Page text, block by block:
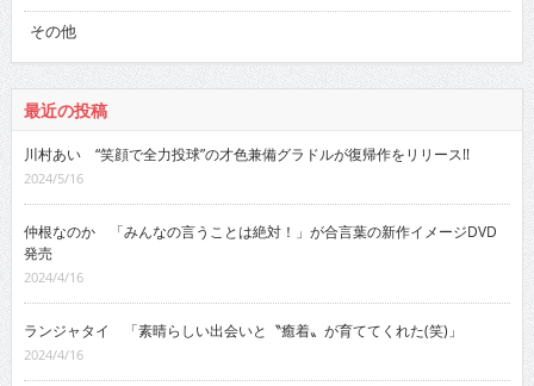
その他
最近の投稿
川村あい “笑顔で全力投球”の才色兼備グラドルが復帰作をリリース!!
2024/5/16
仲根なのか 「みんなの言うことは絶対！」が合言葉の新作イメージDVD
発売
2024/4/16
ランジャタイ 「素晴らしい出会いと〝癒着〟が育ててくれた(笑)」
2024/4/16